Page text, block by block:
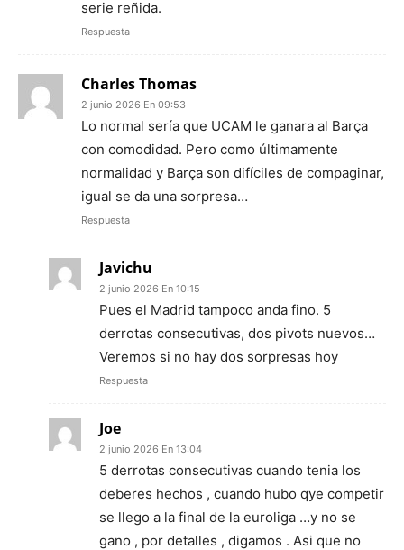
serie reñida.
Respuesta
Charles Thomas
2 junio 2026 En 09:53
Lo normal sería que UCAM le ganara al Barça
con comodidad. Pero como últimamente
normalidad y Barça son difíciles de compaginar,
igual se da una sorpresa…
Respuesta
Javichu
2 junio 2026 En 10:15
Pues el Madrid tampoco anda fino. 5
derrotas consecutivas, dos pivots nuevos…
Veremos si no hay dos sorpresas hoy
Respuesta
Joe
2 junio 2026 En 13:04
5 derrotas consecutivas cuando tenia los
deberes hechos , cuando hubo qye competir
se llego a la final de la euroliga …y no se
gano , por detalles , digamos . Asi que no